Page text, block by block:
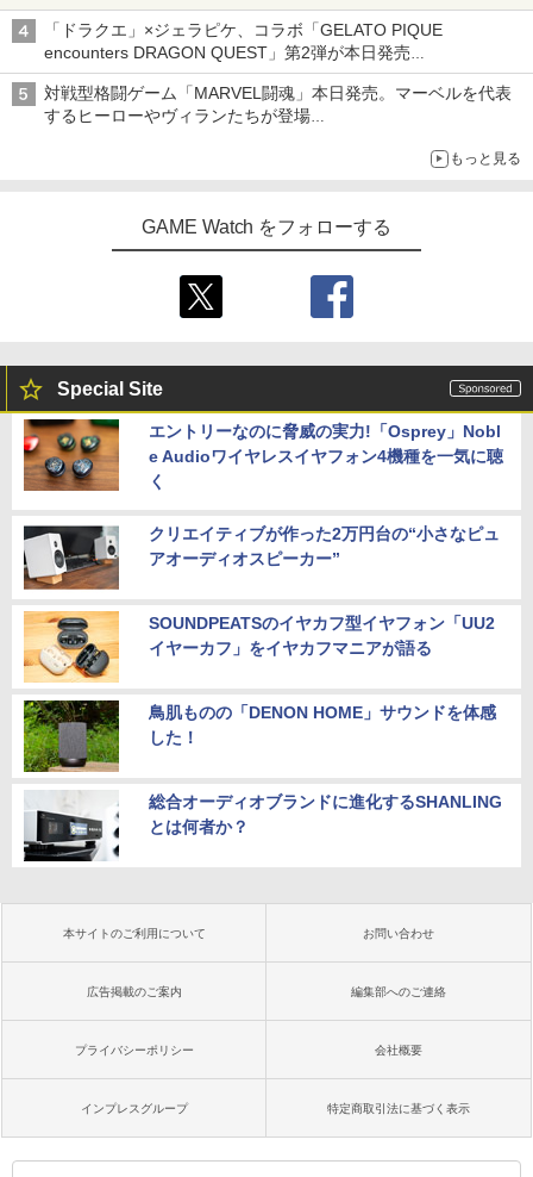
「特製ガーリックマヨソース」を使用した超大型チーズバーガー
「ドラクエ」×ジェラピケ、コラボ「GELATO PIQUE
encounters DRAGON QUEST」第2弾が本日発売
アイスカップに入ったスライムやわたぼう、ベビーサタンなどが
オリジナルアートで登場
対戦型格闘ゲーム「MARVEL闘魂」本日発売。マーベルを代表
するヒーローやヴィランたちが登場
もっと見る
GAME Watch をフォローする
Special Site
エントリーなのに脅威の実力!「Osprey」Nobl
e Audioワイヤレスイヤフォン4機種を一気に聴
く
クリエイティブが作った2万円台の“小さなピュ
アオーディオスピーカー”
SOUNDPEATSのイヤカフ型イヤフォン「UU2
イヤーカフ」をイヤカフマニアが語る
鳥肌ものの「DENON HOME」サウンドを体感
した！
総合オーディオブランドに進化するSHANLING
とは何者か？
本サイトのご利用について お問い合わせ
広告掲載のご案内 編集部へのご連絡
プライバシーポリシー 会社概要
インプレスグループ 特定商取引法に基づく表示